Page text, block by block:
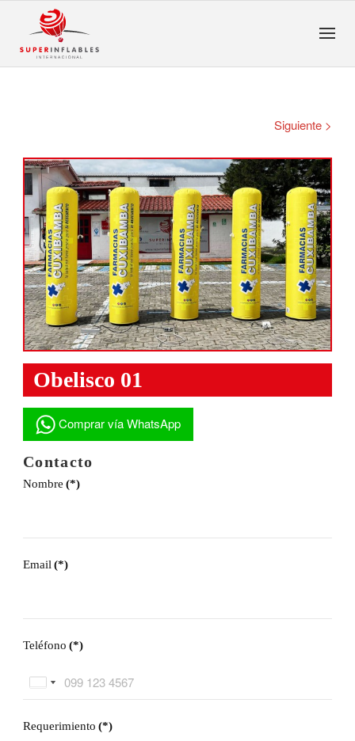
Siguiente >
Obelisco 01
Comprar vía WhatsApp
Contacto
Nombre (*)
Email(*)
Teléfono (*)
Ecuador
United
+1
Requerimiento (*)